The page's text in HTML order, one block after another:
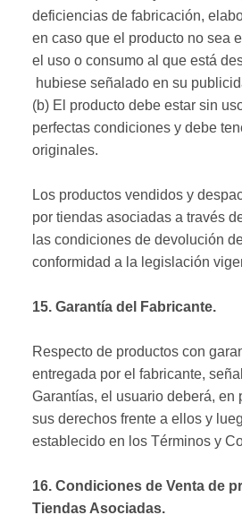
deficiencias de fabricación,
en caso que el producto no sea
el uso o consumo al que está
hubiese señalado en su
(b) El producto debe estar sin
perfectas condiciones y debe
originales.
Los productos vendidos y
por tiendas asociadas a través
las condiciones de devolución
conformidad a la legislación
15. Garantía del Fabricante.
Respecto de productos con
entregada por el fabricante,
Garantías, el usuario deberá, en
sus derechos frente a ellos y
establecido en los Términos y
16. Condiciones de Venta de
Tiendas Asociadas.